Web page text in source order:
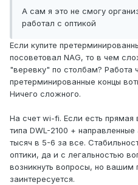
А сам я это не смогу
работал с оптикой
Если купите
посоветовал NAG, то в чем
"веревку" по столбам? Работа
претерминированные концы
Ничего сложного.
На счет wi-fi. Если есть прямая
типа DWL-2100 +
тысяч в 5-6 за все.
оптики, да и с легальностью
возникнуть вопросы, но вашим
заинтересуется.